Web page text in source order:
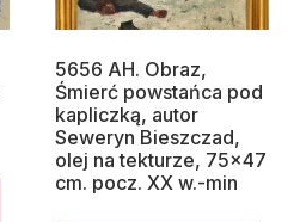
5656 AH. Obraz,
Śmierć powstańca pod
kapliczką, autor
Seweryn Bieszczad,
olej na tekturze, 75×47
cm. pocz. XX w.-min